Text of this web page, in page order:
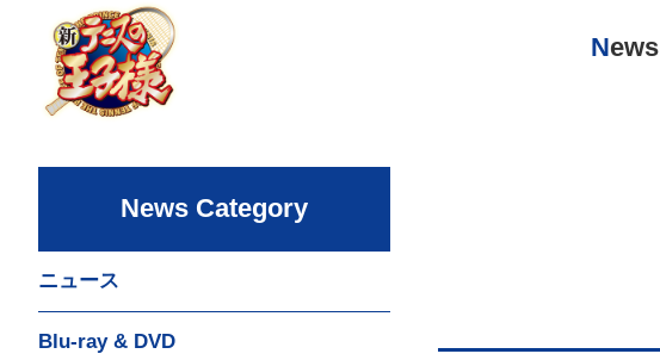
News
News Category
ニュース
Blu-ray & DVD